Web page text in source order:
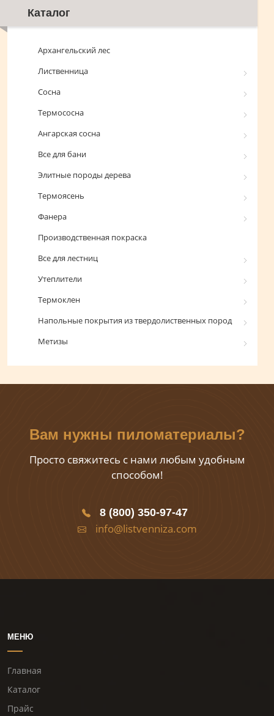
Каталог
Архангельский лес
Лиственница
Сосна
Термососна
Ангарская сосна
Все для бани
Элитные породы дерева
Термоясень
Фанера
Производственная покраска
Все для лестниц
Утеплители
Термоклен
Напольные покрытия из твердолиственных пород
Метизы
Вам нужны пиломатериалы?
Просто свяжитесь с нами любым удобным
способом!
8 (800) 350-97-47
info@listvenniza.com
МЕНЮ
Главная
Каталог
Прайс